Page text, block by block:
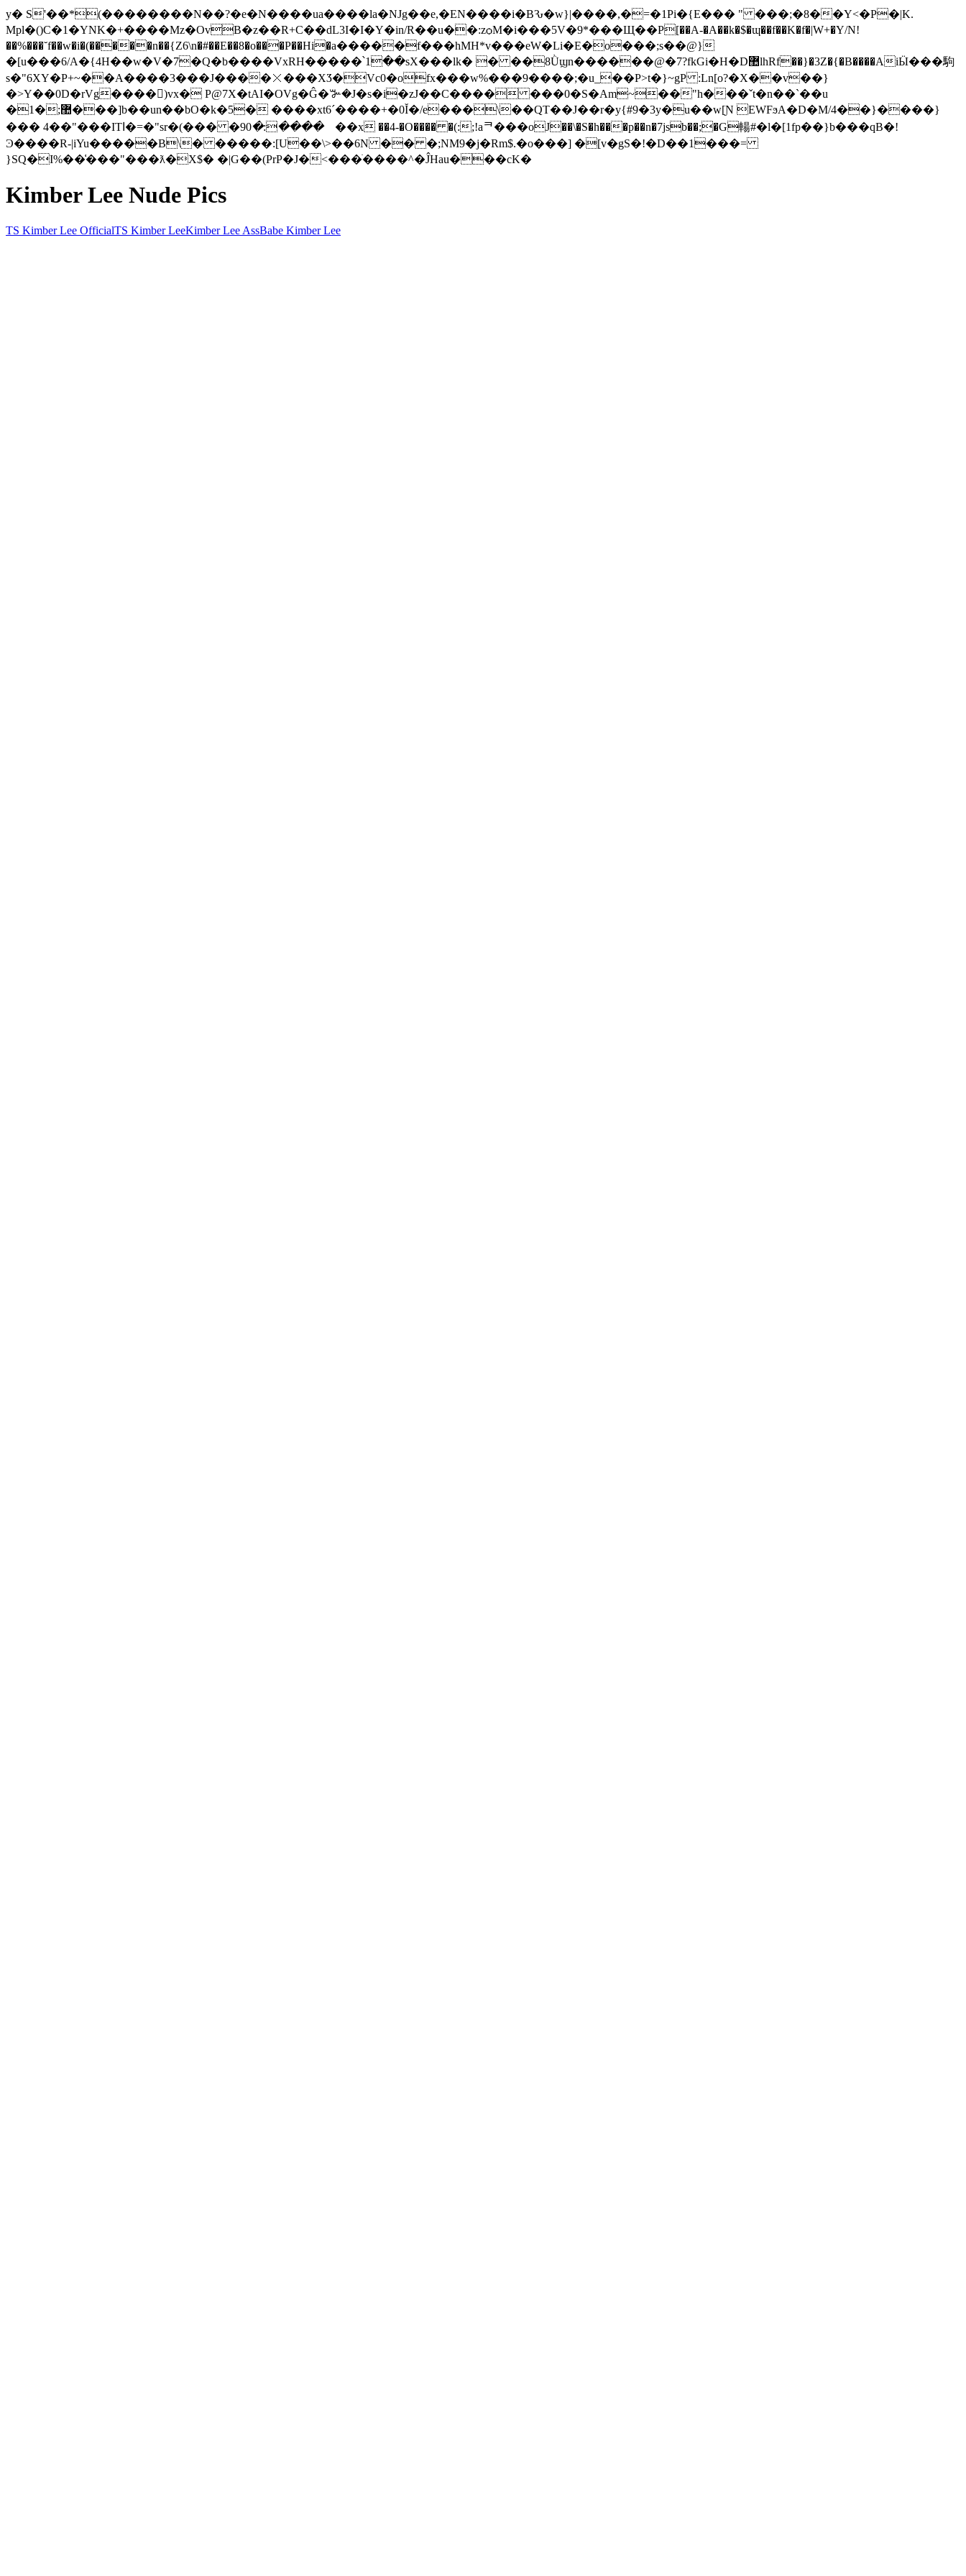
y� S'��*(��������N��?�e�N����ua����la�NJg��e,�EN����i�BԄ�w}|����,�=�1Pi�{E��� " ���;�8��Y<�P�|K.
Mpl�()C�1�YNK�+����Mz�OvB�z��R+C��dL3I�I�Y�in/R��u��:zѻM�i���5V�9*���Щ��P[��A-�A��k�$�ɰ��f��K�f�|W+�Y/N!
��%���˘f��w�i�(�����n��{Z6\n�#��E��8�o���P��Hi�а�����f���hMH*v���eW�Li�E�o���;s��@}
�[u���6/A�{4H��w�V�7�Q�b����VxRH�����՝1��sX���lk� � ��8Ǜϣn������@�7?fkGi�H�D޺lhRf��}�3Z�{�B����AiӸ���駒
s�"6XY�P+~��A����3���J����⨉���XӠ�Vc0�ofx���w%���9����;�u_��P>t�}~gP :Ln[o?�X��v��}
�>Y��0D�rVg����򆱝)vx� P@7X�tAI�OVg�Ĝ�ꔐ�J�s�i�zJ��C���� ���0�S�Am~��"h���ˇt�n��`��u
�1�;޺���]b��un��bO�k�5� ����xt6ˊ����+�0Ĭ�/e���\��QT��J��r�y{#9�3y�u��w[Ɲ EWFϧA�D�M/4��}����}
��� 4��"���ITا�=�"sr�(��� �9﭅����:�0��x ��4-�O���� �(:;!aᄏ���oJ��\�S�h���p��n�7jsb��;�G輰#�l�[1fp��}b���qB�!
Ͽ����R-|iYu�����B\� �����:[U��\>��6N �� �;NM9�j�Rm$.�o���] �[v�gS�!�D��1���=
}SQ�I%��͑���"���ƛ�X$� �|G��(PrP�J�<���ׁ����^�ĴHau���cK�
Kimber Lee Nude Pics
TS Kimber Lee OfficialTS Kimber LeeKimber Lee AssBabe Kimber Lee